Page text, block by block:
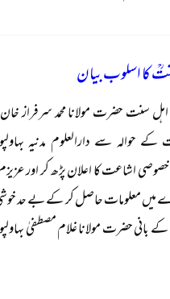
کا اسلوب بیان
اہل سنت حضرت مولانا محمد سرفراز خان
حوالہ سے دارالعلوم مدنیہ
خصوصی اشاعت کا اعلان پڑھ کر اور
معلومات حاصل کر کے بے حد خوشی
بانی حضرت مولانا غلام مصطفیٰ